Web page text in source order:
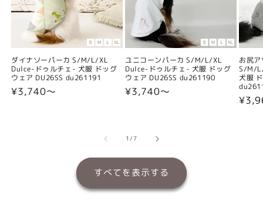
ダイナソーパーカ S/M/L/XL
Dulce-ドゥルチェ- 犬服 ドッグ
ウェア DU26SS du261191
通
¥3,740〜
ユニコーンパーカ S/M/L/XL
Dulce-ドゥルチェ- 犬服 ドッグ
ウェア DU26SS du261190
通
¥3,740〜
お尻
S/M/
犬服
通
1/の
7
すべてを表示する